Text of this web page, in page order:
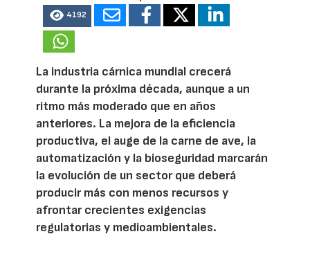
4192
La industria cárnica mundial crecerá
durante la próxima década, aunque a un
ritmo más moderado que en años
anteriores. La mejora de la eficiencia
productiva, el auge de la carne de ave, la
automatización y la bioseguridad marcarán
la evolución de un sector que deberá
producir más con menos recursos y
afrontar crecientes exigencias
regulatorias y medioambientales.